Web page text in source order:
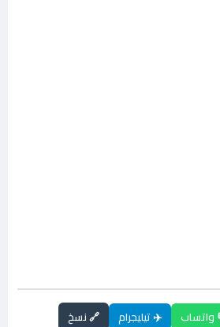
واتساب ✈️ تيليجرام 🔗 نسخ